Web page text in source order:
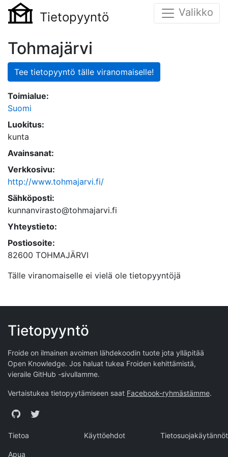
Tietopyyntö Valikko
Tohmajärvi
Tee tietopyyntö tälle viranomaiselle!
Toimialue:
Suomi
Luokitus:
kunta
Avainsanat:
Verkkosivu:
http://www.tohmajarvi.fi/
Sähköposti:
kunnanvirasto@tohmajarvi.fi
Yhteystieto:
Postiosoite:
82600 TOHMAJÄRVI
Tälle viranomaiselle ei vielä ole tietopyyntöjä
Tietopyyntö
Froide on ilmainen avoimen lähdekoodin tuote jota ylläpitää
Open Knowledge. Jos haluat tukea Froiden kehittämistä,
vieraile GitHub -sivullamme.
Vertaistukea tietopyytämiseen saat Facebook-ryhmästämme.
GitHubTwitter
Tietoa Käyttöehdot Tietosuojakäytännöt
Apua